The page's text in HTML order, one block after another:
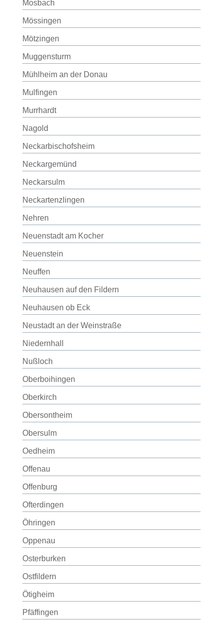
Mosbach
Mössingen
Mötzingen
Muggensturm
Mühlheim an der Donau
Mulfingen
Murrhardt
Nagold
Neckarbischofsheim
Neckargemünd
Neckarsulm
Neckartenzlingen
Nehren
Neuenstadt am Kocher
Neuenstein
Neuffen
Neuhausen auf den Fildern
Neuhausen ob Eck
Neustadt an der Weinstraße
Niedernhall
Nußloch
Oberboihingen
Oberkirch
Obersontheim
Obersulm
Oedheim
Offenau
Offenburg
Ofterdingen
Öhringen
Oppenau
Osterburken
Ostfildern
Ötigheim
Pfäffingen